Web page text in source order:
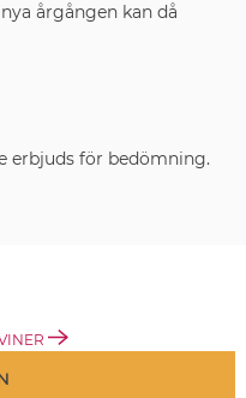
årgången kan då
erbjuds för bedömning.